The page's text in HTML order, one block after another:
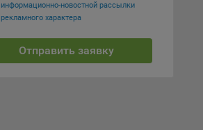
информационно-новостной рассылки
рекламного характера
Отправить заявку